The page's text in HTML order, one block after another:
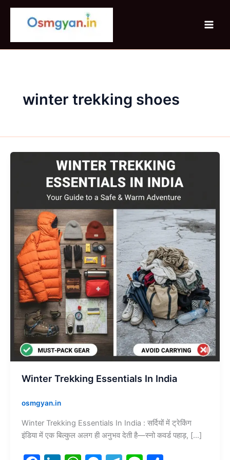
Skip
winter trekking shoes
Winter Trekking Essentials In India
osmgyan.in
Winter Trekking Essentials In India : सर्दियों में ट्रेकिंग
इंडिया में एक बिल्कुल अलग ही अनुभव देती है—स्नो कवर्ड पहाड़, […]
Essentials
India